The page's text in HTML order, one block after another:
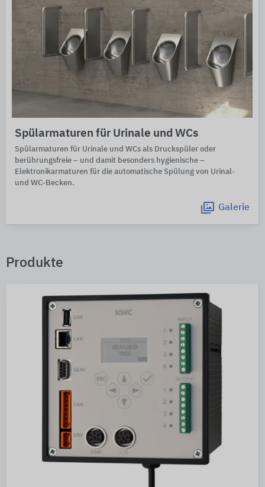
Spülarmaturen für Urinale und WCs
Spülarmaturen für Urinale und WCs als Druckspüler oder
berührungsfreie – und damit besonders hygienische –
Elektronikarmaturen für die automatische Spülung von Urinal-
und WC-Becken.
Galerie
Produkte